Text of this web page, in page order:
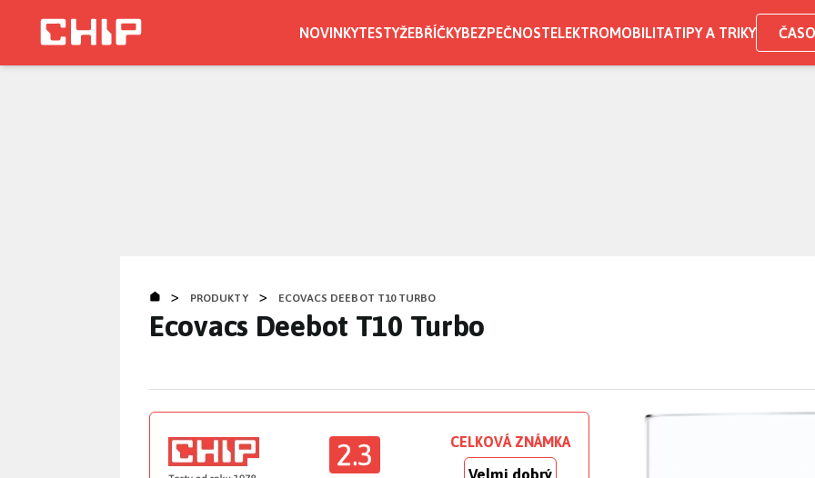
NOVINKYTESTYŽEBŘÍČKYBEZPEČNOSTELEKTROMOBILITATIPY A TRIKY
> PRODUKTY > ECOVACS DEEBOT T10 TURBO
Ecovacs Deebot T10 Turbo
2.3 CELKOVÁ ZNÁMKA
Velmi dobrý